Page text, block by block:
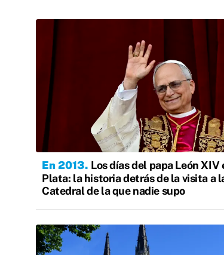
En 2013 Los días del papa León XIV
Plata: la historia detrás de la visita a
Catedral de la que nadie supo